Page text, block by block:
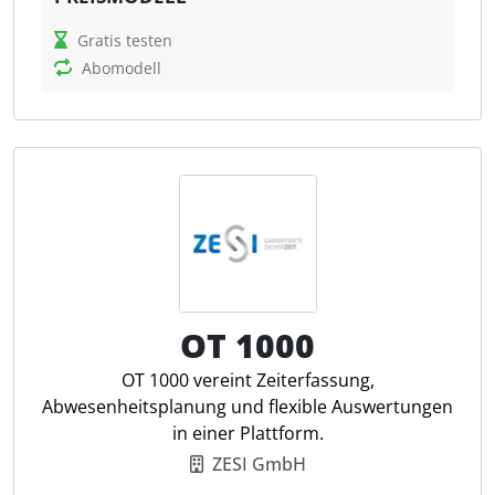
und zu verwalten. Darüber hinaus ermöglicht
Taxmaro die Speicherung von Mitarbeiterdaten in
vereinfacht, da Unternehmen Arbeitsverträge und
rechtliche Dokumente intern erstellen und
verwalten können. Das Abwesenheitsmanagement
Krankheitszeiten und anderen Abwesenheiten der
Mitarbeiter. Unternehmen können auch Ausgaben
erstatten. Mit der Zeiterfassung können
Arbeitszeiten und Überstunden erfasst werden, um
die Arbeitszeiterfassung zu optimieren.
Lohnabrechnung
Dokumentenvorlage
Gratis testen
Abomodell
OT 1000
OT 1000 vereint Zeiterfassung,
Abwesenheitsplanung und flexible Auswertungen
in einer Plattform.
ZESI GmbH